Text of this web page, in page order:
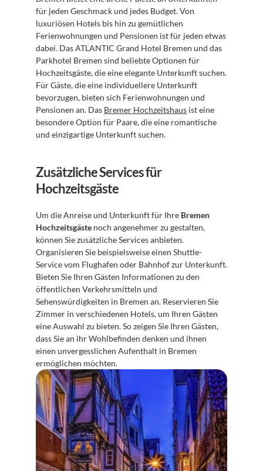
für jeden Geschmack und jedes Budget. Von
luxuriösen Hotels bis hin zu gemütlichen
Ferienwohnungen und Pensionen ist für jeden etwas
dabei. Das ATLANTIC Grand Hotel Bremen und das
Parkhotel Bremen sind beliebte Optionen für
Hochzeitsgäste, die eine elegante Unterkunft suchen.
Für Gäste, die eine individuellere Unterkunft
bevorzugen, bieten sich Ferienwohnungen und
Pensionen an. Das Bremer Hochzeitshaus ist eine
besondere Option für Paare, die eine romantische
und einzigartige Unterkunft suchen.
Zusätzliche Services für
Hochzeitsgäste
Um die Anreise und Unterkunft für Ihre Bremen
Hochzeitsgäste noch angenehmer zu gestalten,
können Sie zusätzliche Services anbieten.
Organisieren Sie beispielsweise einen Shuttle-
Service vom Flughafen oder Bahnhof zur Unterkunft.
Bieten Sie Ihren Gästen Informationen zu den
öffentlichen Verkehrsmitteln und
Sehenswürdigkeiten in Bremen an. Reservieren Sie
Zimmer in verschiedenen Hotels, um Ihren Gästen
eine Auswahl zu bieten. So zeigen Sie Ihren Gästen,
dass Sie an ihr Wohlbefinden denken und ihnen
einen unvergesslichen Aufenthalt in Bremen
ermöglichen möchten.